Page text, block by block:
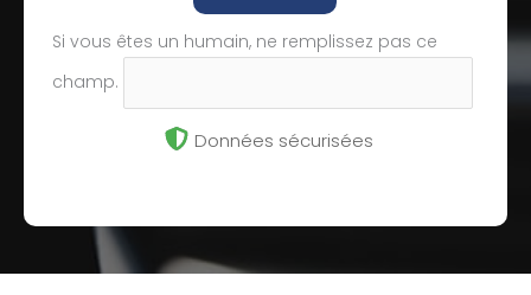
Si vous êtes un humain, ne remplissez pas ce
champ.
Données sécurisées